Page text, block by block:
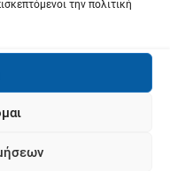
την πολιτική